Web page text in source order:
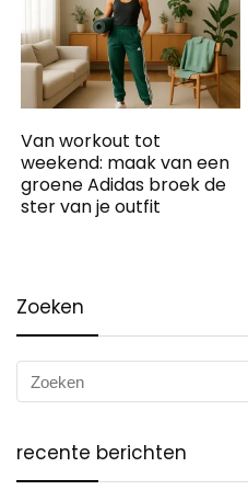
Van workout tot
weekend: maak van een
groene Adidas broek de
ster van je outfit
Zoeken
recente berichten